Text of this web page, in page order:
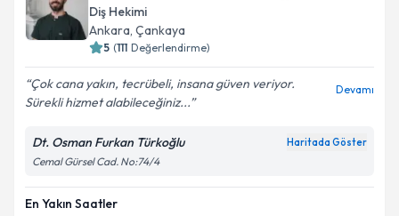
Diş Hekimi
Ankara, Çankaya
5 (111 Değerlendirme)
Çok cana yakın, tecrübeli, insana güven veriyor.
Sürekli hizmet alabileceğiniz...
Devamı
Dt. Osman Furkan Türkoğlu Haritada Göster
Cemal Gürsel Cad. No:74/4
En Yakın Saatler